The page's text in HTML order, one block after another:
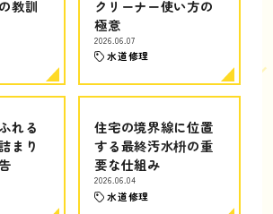
教訓
クリーナー使い方の
極意
2026.06.07
水道修理
れる
まり
住宅の境界線に位置
する最終汚水枡の重
要な仕組み
2026.06.04
水道修理